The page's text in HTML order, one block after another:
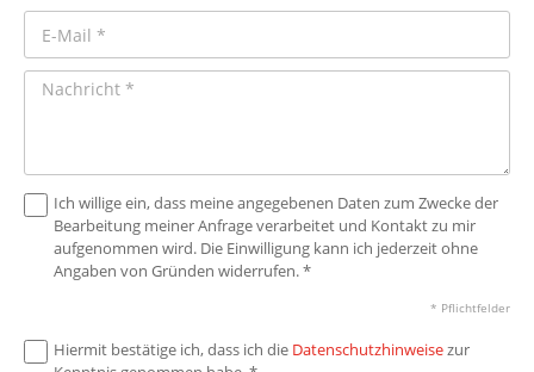
Ich willige ein, dass meine angegebenen Daten zum Zwecke der
Bearbeitung meiner Anfrage verarbeitet und Kontakt zu mir
aufgenommen wird. Die Einwilligung kann ich jederzeit ohne
Angaben von Gründen widerrufen. *
* Pflichtfelder
Hiermit bestätige ich, dass ich die Datenschutzhinweisezur